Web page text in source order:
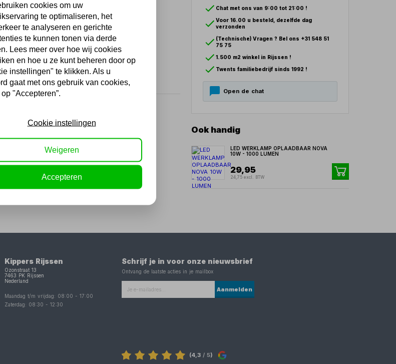
lichtopbrengst van maximaal 5000 lumen
niveaus in te stellen. Stevige en
werkomstandigheden. 5 meter kabel.
Chat met ons van 9:00 tot 21:00 !
Voor 16.00 u besteld, dezelfde dag
verzonden
(Technische) Vragen ? Bel ons +31 548 51
75 75
1.500 m2 winkel in Rijssen !
Twents familiebedrijf sinds 1992 !
Open de chat
Ook handig
LED WERKLAMP OPLAADBAAR NOVA
10W - 1000 LUMEN
29,95
24,75 excl. BTW
Kippers Rijssen
Ozonstraat 13
7463 PK
Rijssen
Nederland
Maandag t/m vrijdag: 08:00 -17:00
Zaterdag: 08:30 -12:30
Schrijf je in voor onze nieuwsbrief
Ontvang de laatste acties in je mailbox
Aanmelden
(4,3 / 5)
cookies om uw
te optimaliseren, het
te analyseren en gerichte
te kunnen tonen via derde
Lees meer over hoe wij cookies
en hoe u ze kunt beheren door op
instellingen" te klikken. Als u
gaat met ons gebruik van cookies,
"Accepteren”.
Cookie instellingen
Weigeren
Accepteren